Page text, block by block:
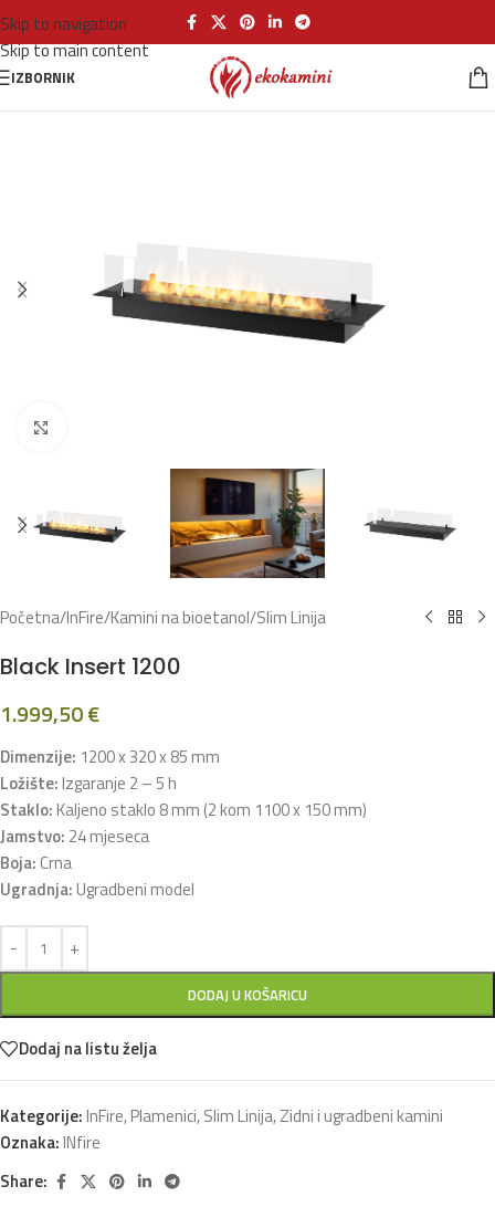
Skip to navigation
Skip to main content
IZBORNIK
Početna/InFire/Kamini na bioetanol/Slim Linija
Black Insert 1200
1.999,50€
Dimenzije: 1200 x 320 x 85 mm
Ložište:Izgaranje 2 – 5 h
Staklo:Kaljeno staklo 8 mm (2 kom 1100 x 150 mm)
Jamstvo: 24 mjeseca
Boja: Crna
Ugradnja:Ugradbeni model
DODAJ U KOŠARICU
Dodaj na listu želja
Kategorije:InFire,Plamenici,Slim Linija,Zidni i ugradbeni kamini
Oznaka:INfire
Share: